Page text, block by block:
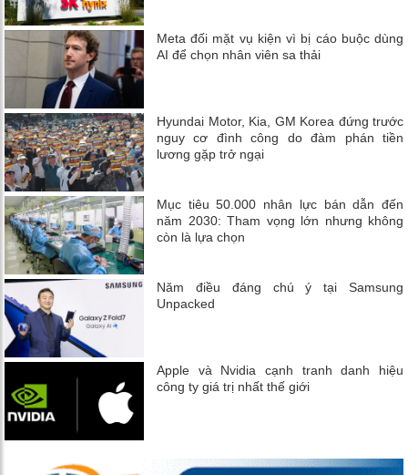
Meta đối mặt vụ kiện vì bị cáo buộc dùng
AI để chọn nhân viên sa thải
Hyundai Motor, Kia, GM Korea đứng trước
nguy cơ đình công do đàm phán tiền
lương gặp trở ngại
Mục tiêu 50.000 nhân lực bán dẫn đến
năm 2030: Tham vọng lớn nhưng không
còn là lựa chọn
Năm điều đáng chú ý tại Samsung
Unpacked
Apple và Nvidia cạnh tranh danh hiệu
công ty giá trị nhất thế giới